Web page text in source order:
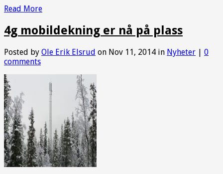
Read More
4g mobildekning er nå på plass
Posted by Ole Erik Elsrud on Nov 11, 2014 in Nyheter | 0
comments